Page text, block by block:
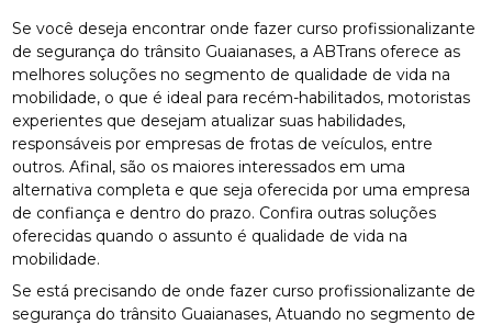
Se você deseja encontrar onde fazer curso profissionalizante
de segurança do trânsito Guaianases, a ABTrans oferece as
melhores soluções no segmento de qualidade de vida na
mobilidade, o que é ideal para recém-habilitados, motoristas
experientes que desejam atualizar suas habilidades,
responsáveis por empresas de frotas de veículos, entre
outros. Afinal, são os maiores interessados em uma
alternativa completa e que seja oferecida por uma empresa
de confiança e dentro do prazo. Confira outras soluções
oferecidas quando o assunto é qualidade de vida na
mobilidade.
Se está precisando de onde fazer curso profissionalizante de
segurança do trânsito Guaianases, Atuando no segmento de